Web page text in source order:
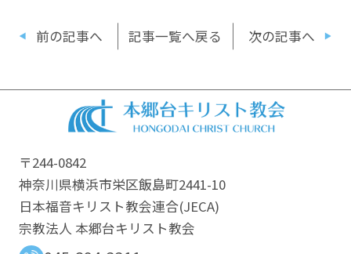
前の記事へ 記事一覧へ戻る 次の記事へ
〒244-0842
神奈川県横浜市栄区飯島町2441-10
日本福音キリスト教会連合​(JECA)
宗教法人 本郷台キリスト教会